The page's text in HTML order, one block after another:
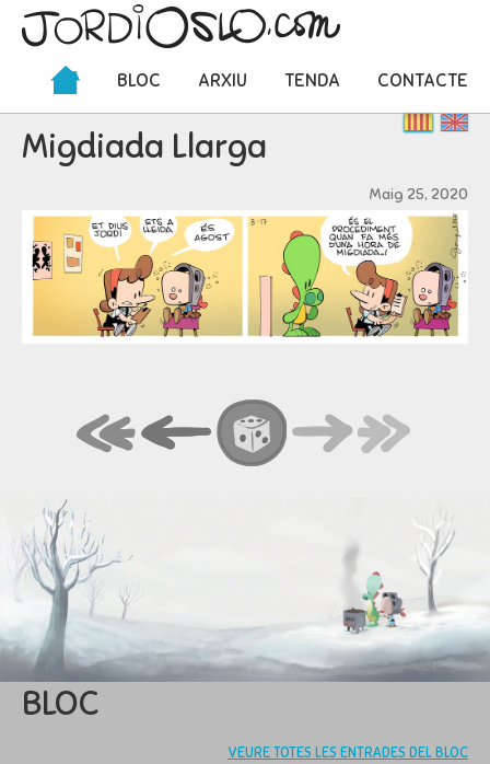
BLOC ARXIU TENDA CONTACTE
Migdiada Llarga
Maig 25, 2020
BLOC
VEURE TOTES LES ENTRADES DEL BLOC